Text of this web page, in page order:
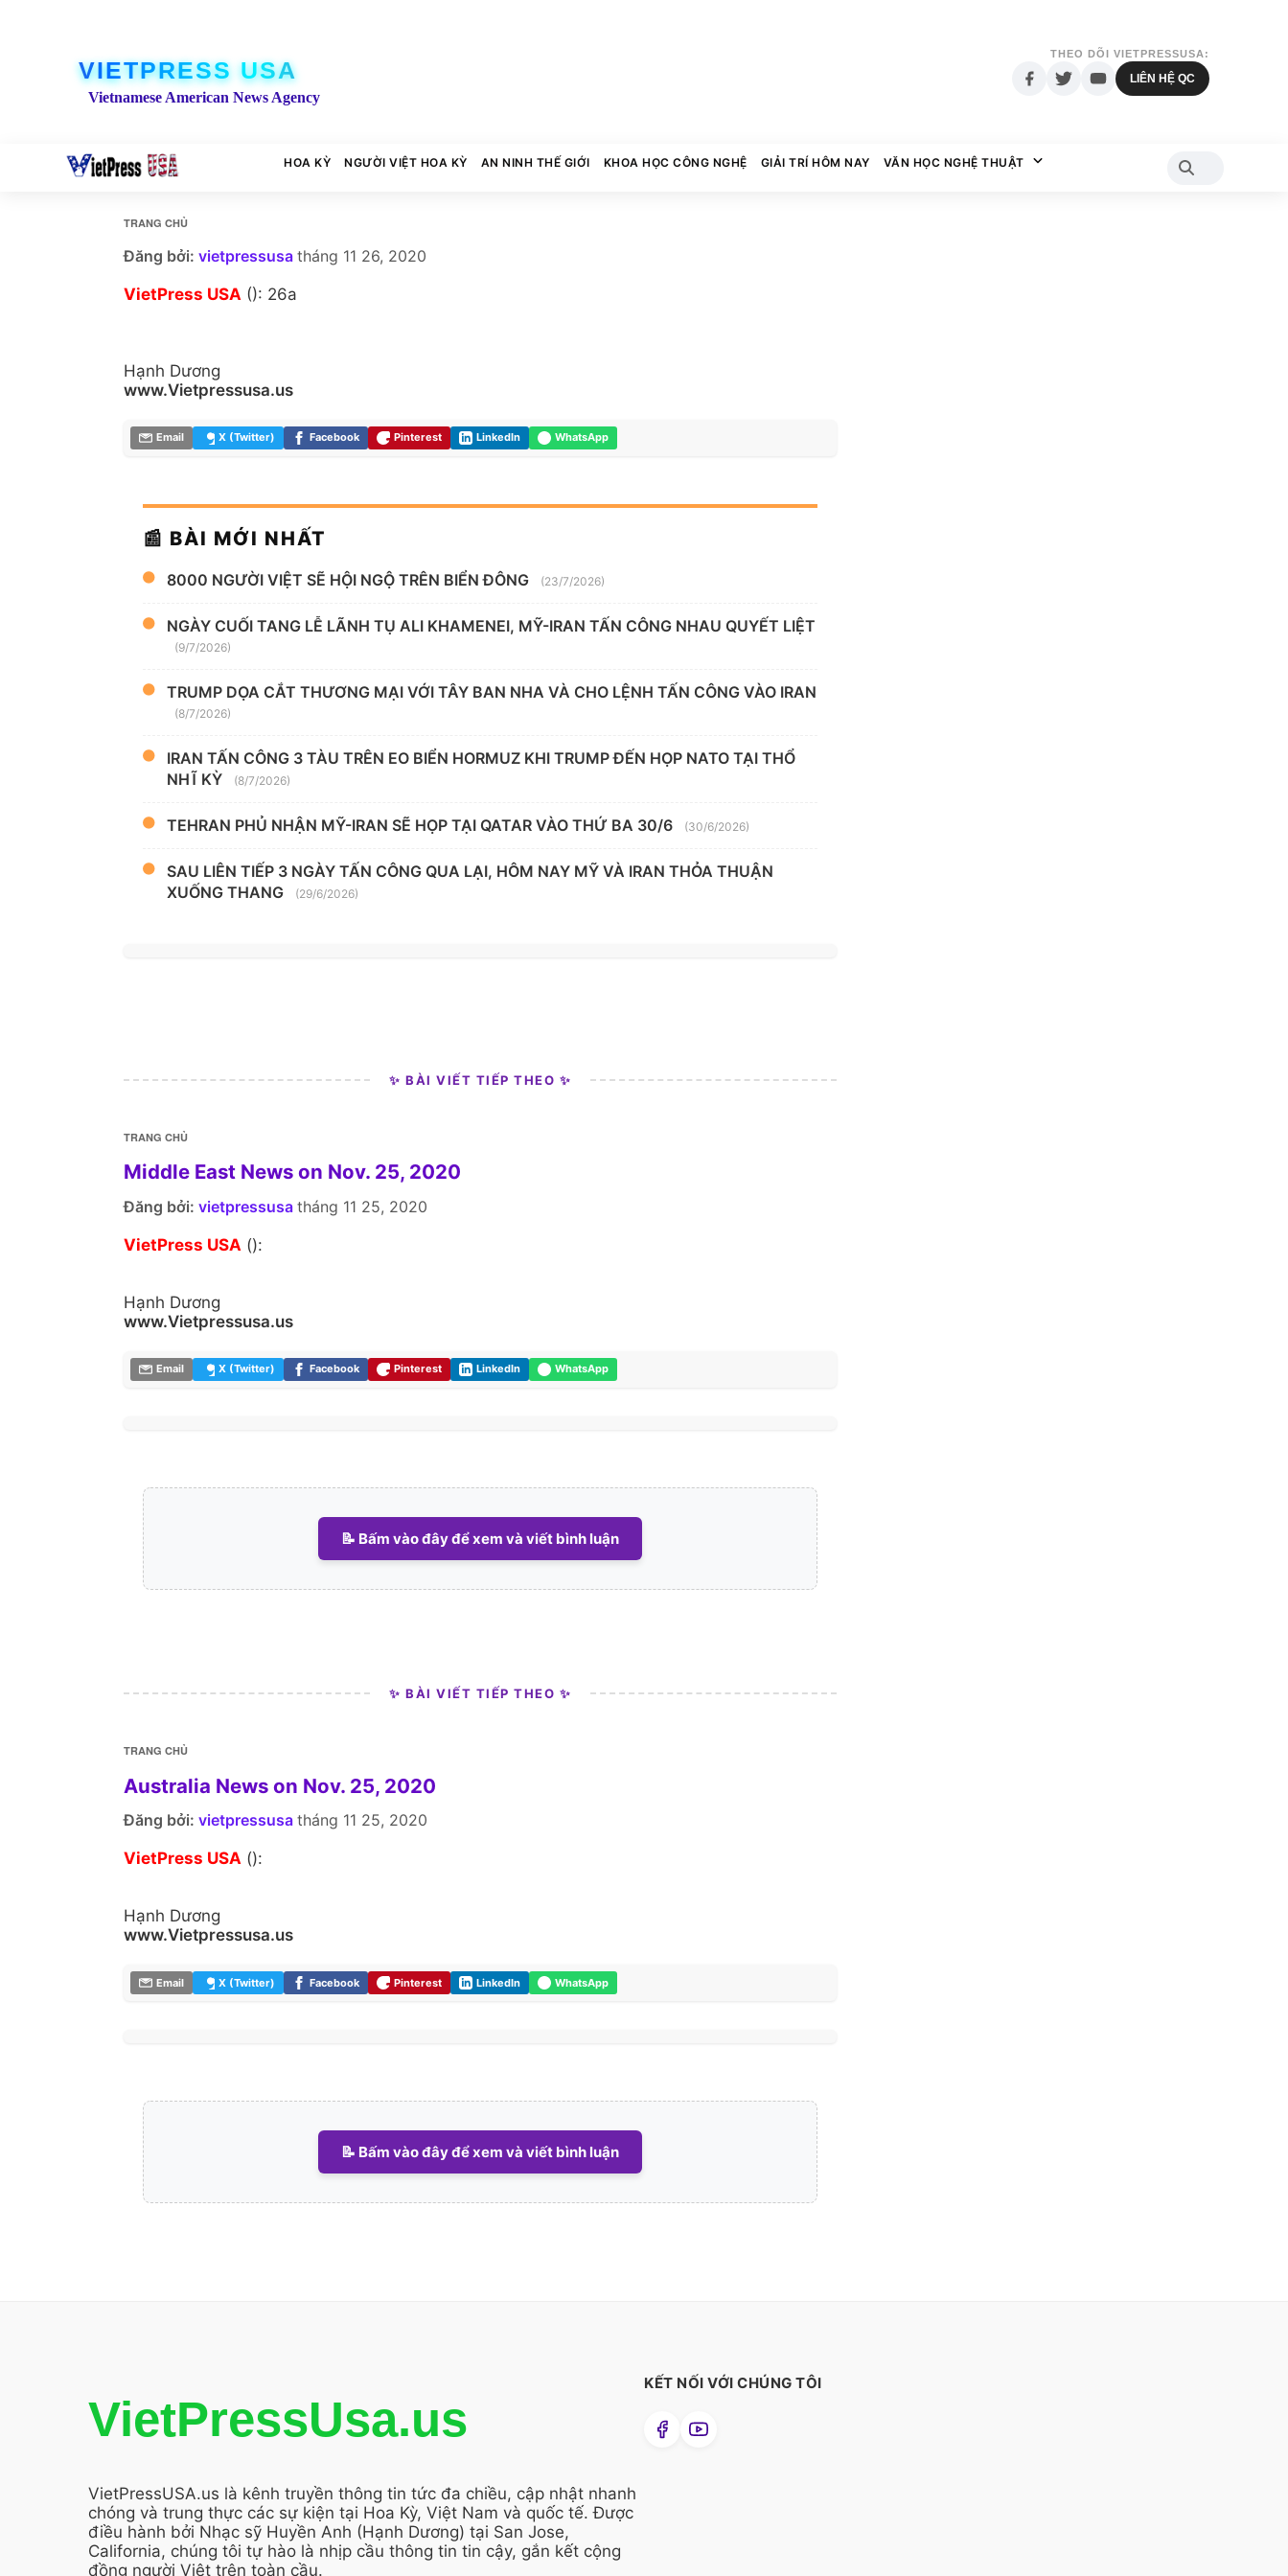
VIETPRESS USA
Vietnamese American News Agency
THEO DÕI VIETPRESSUSA:
LIÊN HỆ QC
HOA KỲ NGƯỜI VIỆT HOA KỲ AN NINH THẾ GIỚI KHOA HỌC CÔNG NGHỆ GIẢI TRÍ HÔM NAY VĂN HỌC NGHỆ THUẬT
TRANG CHỦ
Đăng bởi: vietpressusa tháng 11 26, 2020
VietPress USA (): 26a
Hạnh Dương
www.Vietpressusa.us
Email X (Twitter) Facebook Pinterest LinkedIn WhatsApp
📰 BÀI MỚI NHẤT
8000 NGƯỜI VIỆT SẼ HỘI NGỘ TRÊN BIỂN ĐÔNG (23/7/2026)
NGÀY CUỐI TANG LỄ LÃNH TỤ ALI KHAMENEI, MỸ-IRAN TẤN CÔNG NHAU QUYẾT LIỆT
(9/7/2026)
TRUMP DỌA CẮT THƯƠNG MẠI VỚI TÂY BAN NHA VÀ CHO LỆNH TẤN CÔNG VÀO IRAN
(8/7/2026)
IRAN TẤN CÔNG 3 TÀU TRÊN EO BIỂN HORMUZ KHI TRUMP ĐẾN HỌP NATO TẠI THỔ
NHĨ KỲ
(8/7/2026)
TEHRAN PHỦ NHẬN MỸ-IRAN SẼ HỌP TẠI QATAR VÀO THỨ BA 30/6 (30/6/2026)
SAU LIÊN TIẾP 3 NGÀY TẤN CÔNG QUA LẠI, HÔM NAY MỸ VÀ IRAN THỎA THUẬN
XUỐNG THANG
(29/6/2026)
✨ BÀI VIẾT TIẾP THEO ✨
TRANG CHỦ
Middle East News on Nov. 25, 2020
Đăng bởi: vietpressusa tháng 11 25, 2020
VietPress USA ():
Hạnh Dương
www.Vietpressusa.us
Email X (Twitter) Facebook Pinterest LinkedIn WhatsApp
📝 Bấm vào đây để xem và viết bình luận
✨ BÀI VIẾT TIẾP THEO ✨
TRANG CHỦ
Australia News on Nov. 25, 2020
Đăng bởi: vietpressusa tháng 11 25, 2020
VietPress USA ():
Hạnh Dương
www.Vietpressusa.us
Email X (Twitter) Facebook Pinterest LinkedIn WhatsApp
📝 Bấm vào đây để xem và viết bình luận
VietPressUsa.us
VietPressUSA.us là kênh truyền thông tin tức đa chiều, cập nhật nhanh
chóng và trung thực các sự kiện tại Hoa Kỳ, Việt Nam và quốc tế. Được
điều hành bởi Nhạc sỹ Huyền Anh (Hạnh Dương) tại San Jose,
California, chúng tôi tự hào là nhịp cầu thông tin tin cậy, gắn kết cộng
đồng người Việt trên toàn cầu.
KẾT NỐI VỚI CHÚNG TÔI